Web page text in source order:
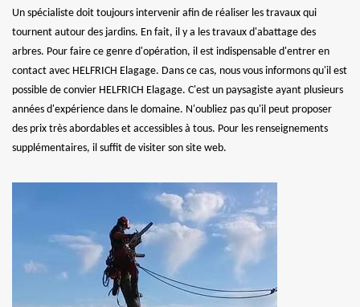
Un spécialiste doit toujours intervenir afin de réaliser les travaux qui
tournent autour des jardins. En fait, il y a les travaux d'abattage des
arbres. Pour faire ce genre d'opération, il est indispensable d'entrer en
contact avec HELFRICH Elagage. Dans ce cas, nous vous informons qu'il est
possible de convier HELFRICH Elagage. C'est un paysagiste ayant plusieurs
années d'expérience dans le domaine. N'oubliez pas qu'il peut proposer
des prix très abordables et accessibles à tous. Pour les renseignements
supplémentaires, il suffit de visiter son site web.